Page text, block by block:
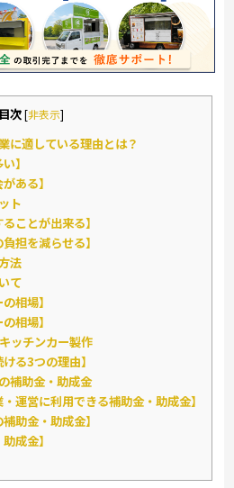
目次[非表示]
に適している理由とは？
】
ある】
ト
ことが出来る】
担を減らせる】
法
て
相場】
相場】
ッチンカー製作
る3つの理由】
補助金・助成金
運営に利用できる補助金・助成金】
助金・助成金】
成金】